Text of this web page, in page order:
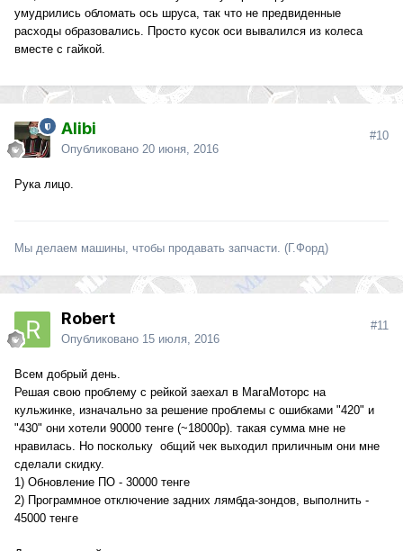
умудрились обломать ось шруса, так что не предвиденные
расходы образовались. Просто кусок оси вывалился из колеса
вместе с гайкой.
Alibi
Опубликовано 20 июня, 2016
#10
Рука лицо.
Мы делаем машины, чтобы продавать запчасти. (Г.Форд)
Robert
Опубликовано 15 июля, 2016
#11
Всем добрый день.
Решая свою проблему с рейкой заехал в МагаМоторс на
кульжинке, изначально за решение проблемы с ошибками "420" и
"430" они хотели 90000 тенге (~18000р). такая сумма мне не
нравилась. Но поскольку общий чек выходил приличным они мне
сделали скидку.
1) Обновление ПО - 30000 тенге
2) Программное отключение задних лямбда-зондов, выполнить -
45000 тенге